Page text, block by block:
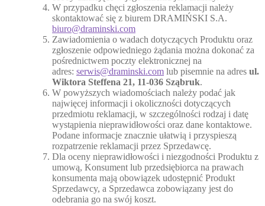
W przypadku chęci zgłoszenia reklamacji należy
skontaktować się z biurem DRAMIŃSKI S.A.
biuro@draminski.com
Zawiadomienia o wadach dotyczących Produktu oraz
zgłoszenie odpowiedniego żądania można dokonać za
pośrednictwem poczty elektronicznej na
adres: serwis@draminski.com lub pisemnie na adres ul.
Wiktora Steffena 21, 11-036 Sząbruk.
W powyższych wiadomościach należy podać jak
najwięcej informacji i okoliczności dotyczących
przedmiotu reklamacji, w szczególności rodzaj i datę
wystąpienia nieprawidłowości oraz dane kontaktowe.
Podane informacje znacznie ułatwią i przyspieszą
rozpatrzenie reklamacji przez Sprzedawcę.
Dla oceny nieprawidłowości i niezgodności Produktu z
umową, Konsument lub przedsiębiorca na prawach
konsumenta mają obowiązek udostępnić Produkt
Sprzedawcy, a Sprzedawca zobowiązany jest do
odebrania go na swój koszt.